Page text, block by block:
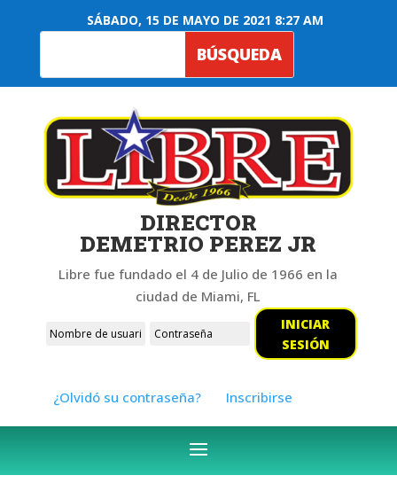
SÁBADO, 15 DE MAYO DE 2021 8:27 AM
DIRECTOR
DEMETRIO PEREZ JR
Libre fue fundado el 4 de Julio de 1966 en la
ciudad de Miami, FL
INICIAR
SESIÓN
¿Olvidó su contraseña? Inscribirse